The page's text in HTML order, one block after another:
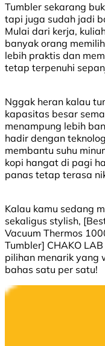
Tumbler sekarang
tapi juga sudah jadi
Mulai dari kerja,
banyak orang
lebih praktis dan
tetap terpenuhi
Nggak heran kalau
kapasitas besar
menampung lebih
hadir dengan
membantu suhu
kopi hangat di pagi
panas tetap terasa
Kalau kamu sedang
sekaligus stylish,
Vacuum Thermos
Tumbler] CHAKO
pilihan menarik yang
bahas satu per satu!